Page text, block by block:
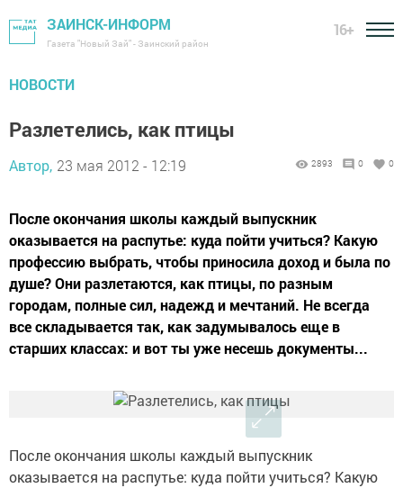
ЗАИНСК-ИНФОРМ
Газета "Новый Зай" - Заинский район
16+
НОВОСТИ
Разлетелись, как птицы
Автор, 23 мая 2012 - 12:19 2893 0 0
После окончания школы каждый выпускник
оказывается на распутье: куда пойти учиться? Какую
профессию выбрать, чтобы приносила доход и была по
душе? Они разлетаются, как птицы, по разным
городам, полные сил, надежд и мечтаний. Не всегда
все складывается так, как задумывалось еще в
старших классах: и вот ты уже несешь документы...
После окончания школы каждый выпускник
оказывается на распутье: куда пойти учиться? Какую